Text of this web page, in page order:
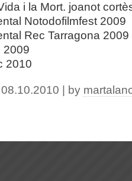
i la Mort. joanot
Notodofilmfest 2009
Rec Tarragona 2009
2009
2010
08.10.2010 | by